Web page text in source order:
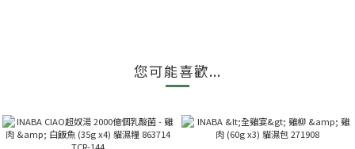
您可能喜歡...